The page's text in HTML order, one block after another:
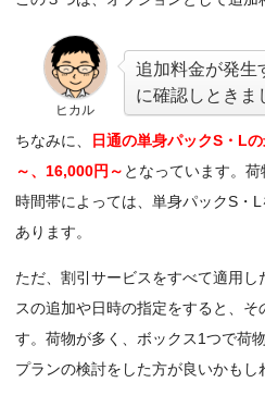
ヒカル
追加料金が発生
に確認しときま
ちなみに、
日通の単身パックS・L
～、16,000円～ となっています。
時間帯によっては、単身パックS・
あります。
ただ、割引サービスをすべて適用
スの追加や日時の指定をすると、そ
す。荷物が多く、ボックス1つで荷
プランの検討をした方が良いかもし